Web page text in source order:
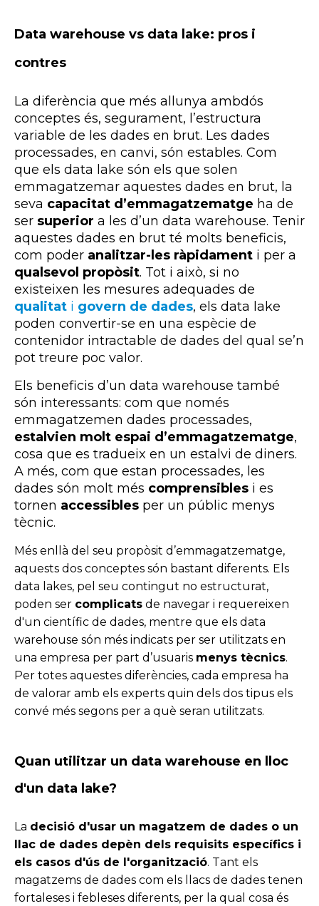
Data warehouse vs data lake: pros i
contres
La diferència que més allunya ambdós
conceptes és, segurament, l’estructura
variable de les dades en brut. Les dades
processades, en canvi, són estables. Com
que els data lake són els que solen
emmagatzemar aquestes dades en brut, la
seva capacitat d’emmagatzematge ha de
ser superior a les d’un data warehouse. Tenir
aquestes dades en brut té molts beneficis,
com poder analitzar-les ràpidament i per a
qualsevol propòsit. Tot i això, si no
existeixen les mesures adequades de
qualitat i govern de dades, els data lake
poden convertir-se en una espècie de
contenidor intractable de dades del qual se’n
pot treure poc valor.
Els beneficis d’un data warehouse també
són interessants: com que només
emmagatzemen dades processades,
estalvien molt espai d’emmagatzematge,
cosa que es tradueix en un estalvi de diners.
A més, com que estan processades, les
dades són molt més comprensibles i es
tornen accessibles per un públic menys
tècnic.
Més enllà del seu propòsit d’emmagatzematge,
aquests dos conceptes són bastant diferents. Els
data lakes, pel seu contingut no estructurat,
poden ser complicats de navegar i requereixen
d'un científic de dades, mentre que els data
warehouse són més indicats per ser utilitzats en
una empresa per part d’usuaris menys tècnics.
Per totes aquestes diferències, cada empresa ha
de valorar amb els experts quin dels dos tipus els
convé més segons per a què seran utilitzats.
Quan utilitzar un data warehouse en lloc
d'un data lake?
La decisió d'usar un magatzem de dades o un
llac de dades depèn dels requisits específics i
els casos d'ús de l'organització. Tant els
magatzems de dades com els llacs de dades tenen
fortaleses i febleses diferents, per la qual cosa és